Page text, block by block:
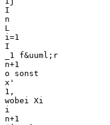
I
n
L
i=1
I
_1 f&uuml;r
n+1
o sonst
x'
1,
wobei Xi
i
n+1